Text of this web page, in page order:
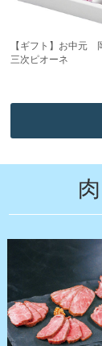
【ギフト】お中元
三次ピオーネ